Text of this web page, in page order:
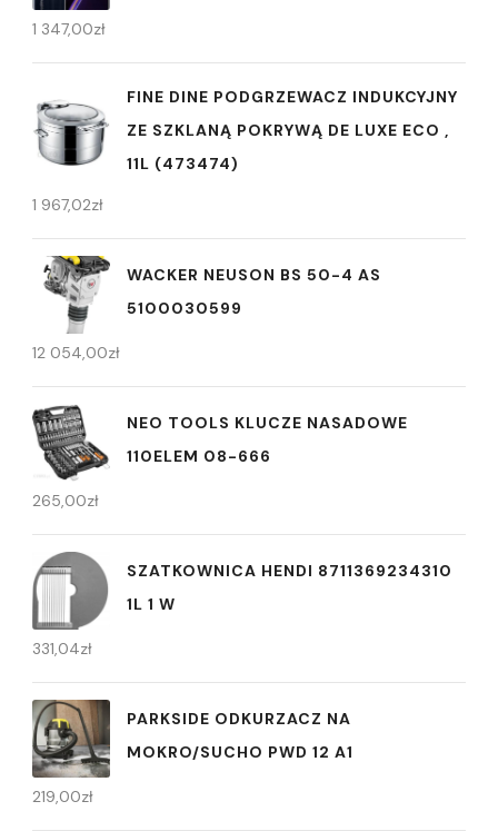
1 347,00zł
FINE DINE PODGRZEWACZ INDUKCYJNY
ZE SZKLANĄ POKRYWĄ DE LUXE ECO ,
11L (473474)
1 967,02zł
WACKER NEUSON BS 50-4 AS
5100030599
12 054,00zł
NEO TOOLS KLUCZE NASADOWE
110ELEM 08-666
265,00zł
SZATKOWNICA HENDI 8711369234310
1L 1 W
331,04zł
PARKSIDE ODKURZACZ NA
MOKRO/SUCHO PWD 12 A1
219,00zł